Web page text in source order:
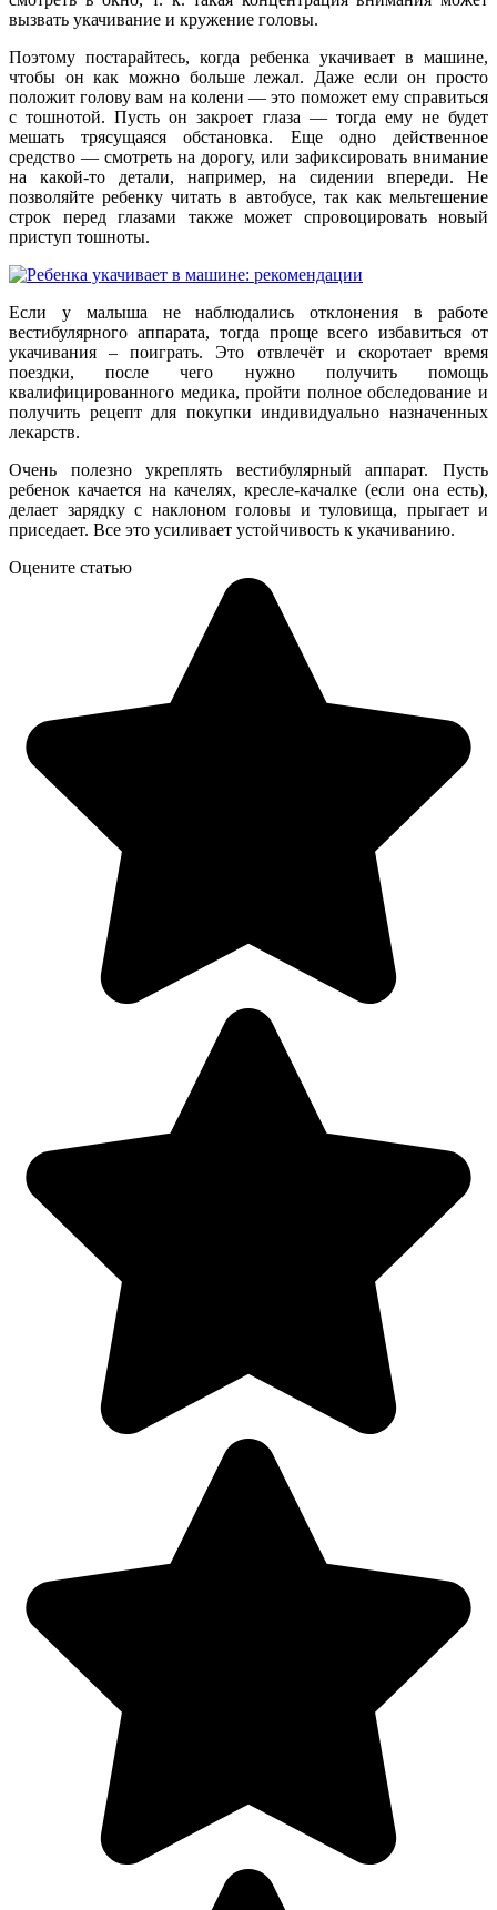
вызвать укачивание и кружение головы.
Поэтому постарайтесь, когда ребенка укачивает в машине,
чтобы он как можно больше лежал. Даже если он просто
положит голову вам на колени — это поможет ему справиться
с тошнотой. Пусть он закроет глаза — тогда ему не будет
мешать трясущаяся обстановка. Еще одно действенное
средство — смотреть на дорогу, или зафиксировать внимание
на какой-то детали, например, на сидении впереди. Не
позволяйте ребенку читать в автобусе, так как мельтешение
строк перед глазами также может спровоцировать новый
приступ тошноты.
Если у малыша не наблюдались отклонения в работе
вестибулярного аппарата, тогда проще всего избавиться от
укачивания – поиграть. Это отвлечёт и скоротает время
поездки, после чего нужно получить помощь
квалифицированного медика, пройти полное обследование и
получить рецепт для покупки индивидуально назначенных
лекарств.
Очень полезно укреплять вестибулярный аппарат. Пусть
ребенок качается на качелях, кресле-качалке (если она есть),
делает зарядку с наклоном головы и туловища, прыгает и
приседает. Все это усиливает устойчивость к укачиванию.
Оцените статью